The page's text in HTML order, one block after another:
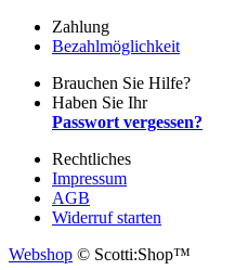
Zahlung
Bezahlmöglichkeit
Brauchen Sie Hilfe?
Haben Sie Ihr
Passwort vergessen?
Rechtliches
Impressum
AGB
Widerruf starten
Webshop © Scotti:Shop™